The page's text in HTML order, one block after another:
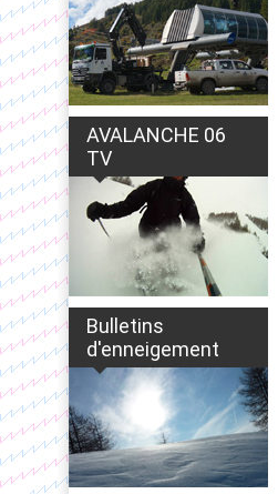
AVALANCHE 06
TV
Bulletins
d'enneigement